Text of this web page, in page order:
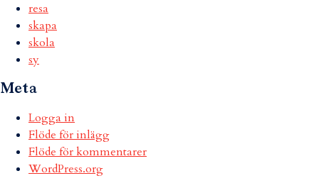
resa
skapa
skola
sy
Meta
Logga in
Flöde för inlägg
Flöde för kommentarer
WordPress.org